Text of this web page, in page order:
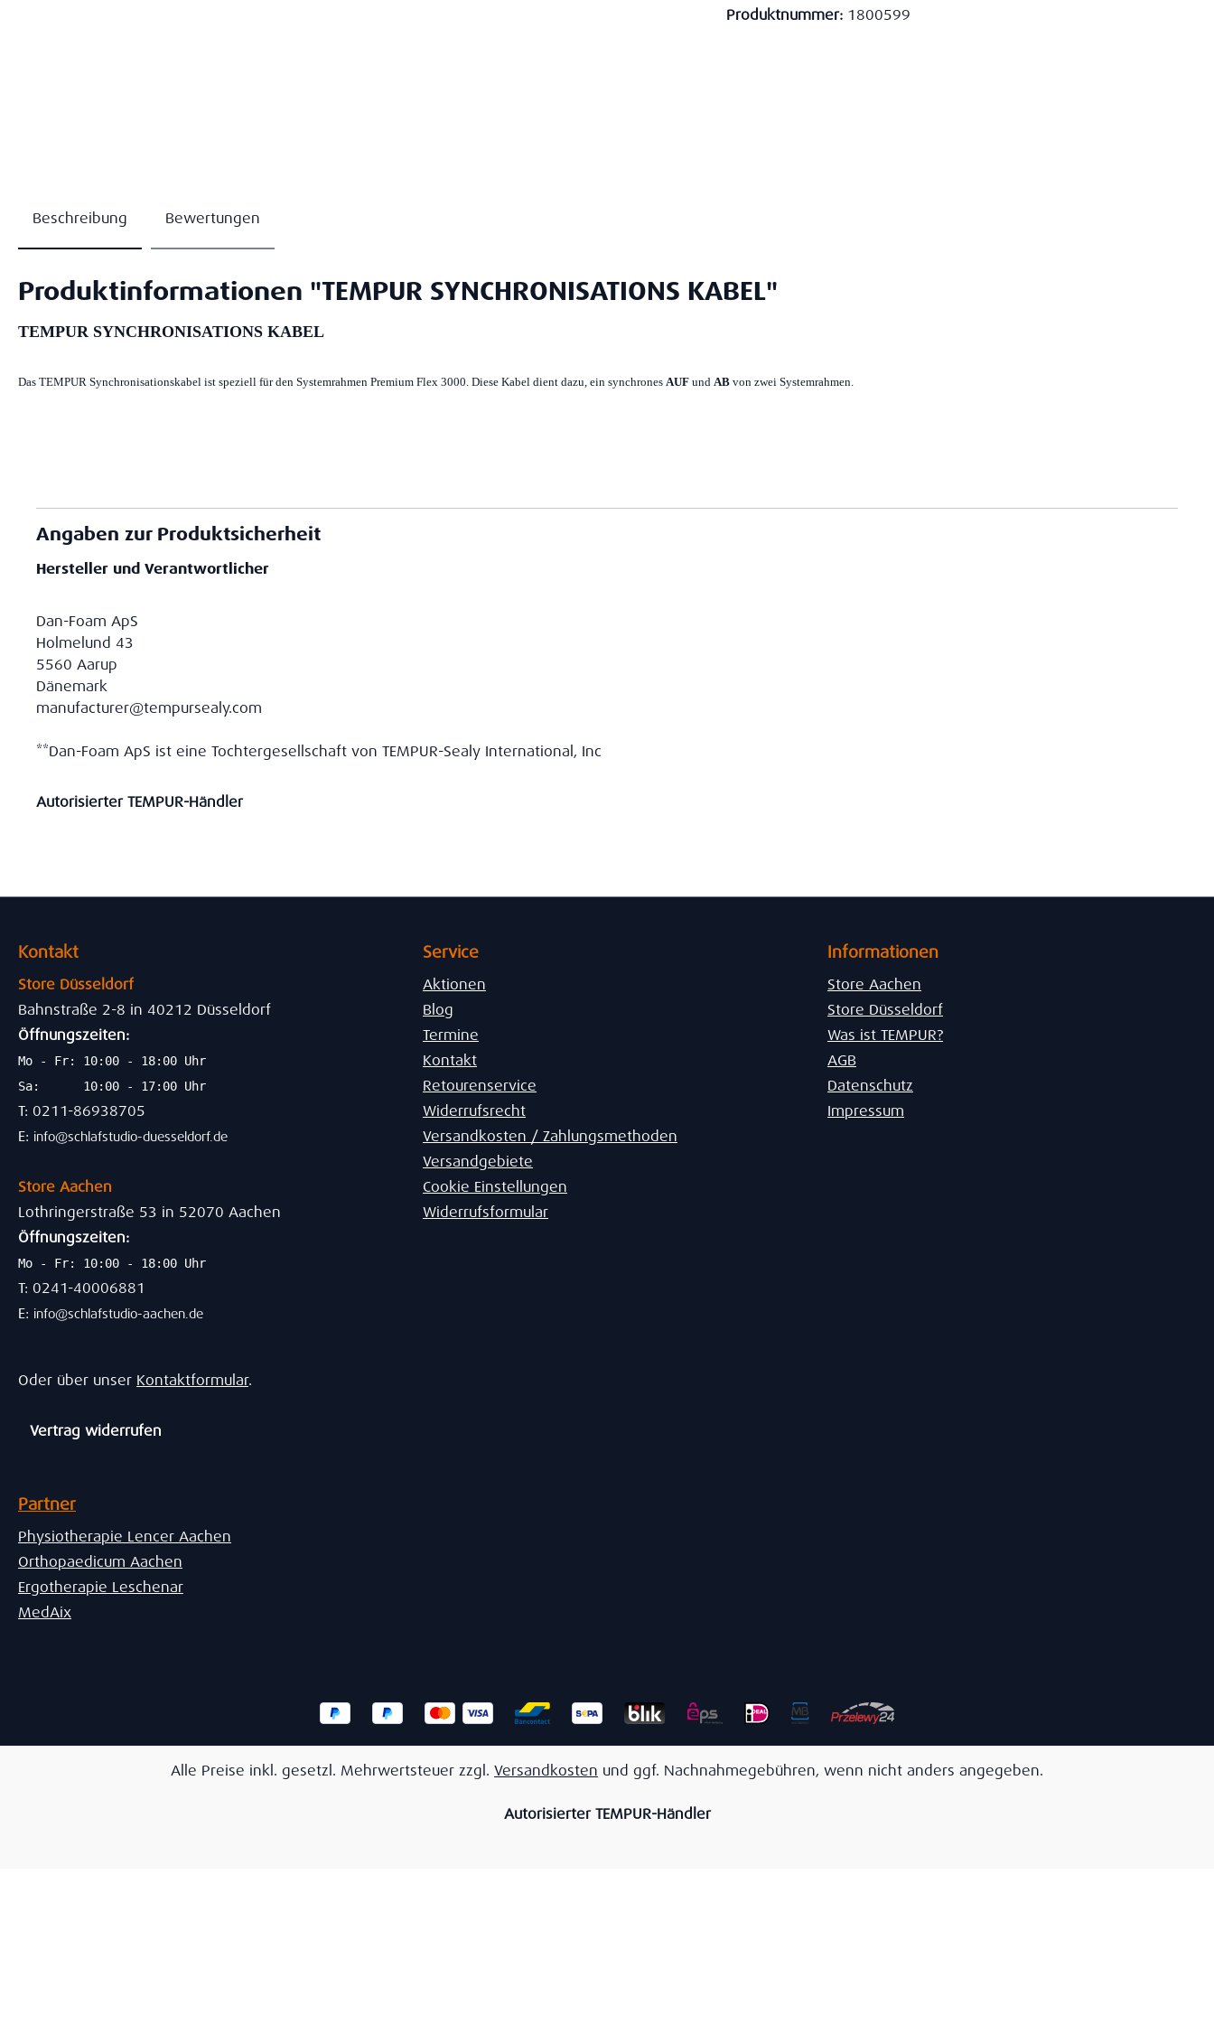
Produktnummer: 1800599
Beschreibung Bewertungen
Produktinformationen "TEMPUR SYNCHRONISATIONS KABEL"
TEMPUR SYNCHRONISATIONS KABEL
Das TEMPUR Synchronisationskabel ist speziell für den Systemrahmen Premium Flex 3000. Diese Kabel dient dazu, ein synchrones AUF und AB von zwei Systemrahmen.
Angaben zur Produktsicherheit
Hersteller und Verantwortlicher
Dan-Foam ApS
Holmelund 43
5560 Aarup
Dänemark
manufacturer@tempursealy.com
**Dan-Foam ApS ist eine Tochtergesellschaft von TEMPUR-Sealy International, Inc
Autorisierter TEMPUR-Händler
Kontakt
Store Düsseldorf
Bahnstraße 2-8 in 40212 Düsseldorf
Öffnungszeiten:
Mo - Fr: 10:00 - 18:00 Uhr
Sa: 10:00 - 17:00 Uhr
T: 0211-86938705
E: info@schlafstudio-duesseldorf.de
Store Aachen
Lothringerstraße 53 in 52070 Aachen
Öffnungszeiten:
Mo - Fr: 10:00 - 18:00 Uhr
T: 0241-40006881
E: info@schlafstudio-aachen.de
Oder über unser Kontaktformular.
Vertrag widerrufen
Service
Aktionen
Blog
Termine
Kontakt
Retourenservice
Widerrufsrecht
Versandkosten / Zahlungsmethoden
Versandgebiete
Cookie Einstellungen
Widerrufsformular
Informationen
Store Aachen
Store Düsseldorf
Was ist TEMPUR?
AGB
Datenschutz
Impressum
Partner
Physiotherapie Lencer Aachen
Orthopaedicum Aachen
Ergotherapie Leschenar
MedAix
Alle Preise inkl. gesetzl. Mehrwertsteuer zzgl. Versandkosten und ggf. Nachnahmegebühren, wenn nicht anders angegeben.
Autorisierter TEMPUR-Händler